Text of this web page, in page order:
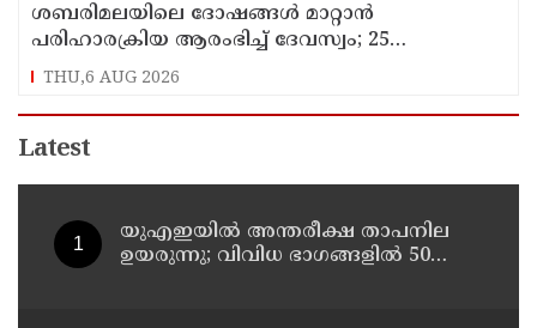
ശബരിമലയിലെ ദോഷങ്ങൾ മാറ്റാൻ
പരിഹാരക്രിയ ആരംഭിച്ച് ദേവസ്വം; 25
ക്ഷേത്രങ്ങളിൽ പ്രത്യേക പൂജ
THU,6 AUG 2026
Latest
യുഎഇയില്‍ അന്തരീക്ഷ താപനില
ഉയരുന്നു; വിവിധ ഭാഗങ്ങളില്‍ 50